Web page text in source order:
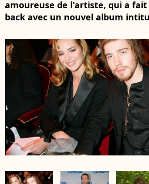
amoureuse de l'artiste, qui a fait
back avec un nouvel album